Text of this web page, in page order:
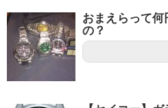
おまえらって
の？